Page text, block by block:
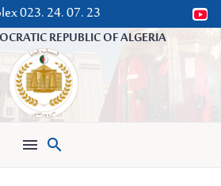
023. 24. 07. 23
REPUBLIC OF ALGERIA
